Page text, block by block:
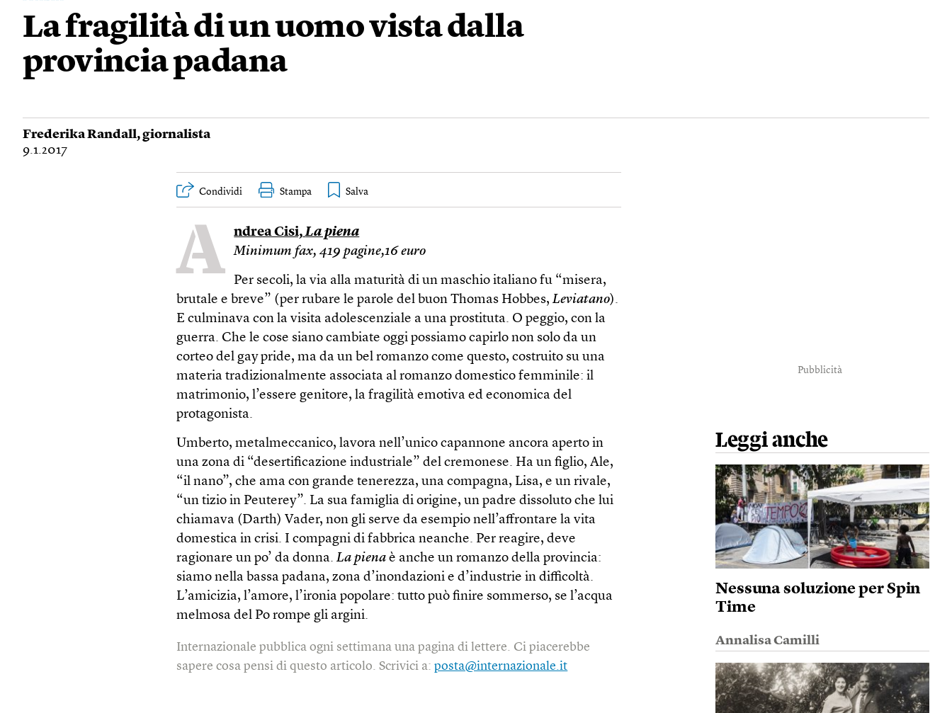
La fragilità di un uomo vista dalla
provincia padana
Frederika Randall, giornalista
9.1.2017
Condividi Stampa
A ndrea Cisi, La piena
Minimum fax, 419 pagine,16 euro
Per secoli, la via alla maturità di un maschio italiano fu “misera,
brutale e breve” (per rubare le parole del buon Thomas Hobbes,Leviatano).
E culminava con la visita adolescenziale a una prostituta. O peggio, con la
guerra. Che le cose siano cambiate oggi possiamo capirlo non solo da un
corteo del gay pride, ma da un bel romanzo come questo, costruito su una
materia tradizionalmente associata al romanzo domestico femminile: il
matrimonio, l’essere genitore, la fragilità emotiva ed economica del
protagonista.
Umberto, metalmeccanico, lavora nell’unico capannone ancora aperto in
una zona di “desertificazione industriale” del cremonese. Ha un figlio, Ale,
“il nano”, che ama con grande tenerezza, una compagna, Lisa, e un rivale,
“un tizio in Peuterey”. La sua famiglia di origine, un padre dissoluto che lui
chiamava (Darth) Vader, non gli serve da esempio nell’affrontare la vita
domestica in crisi. I compagni di fabbrica neanche. Per reagire, deve
ragionare un po’ da donna.La piena è anche un romanzo della provincia:
siamo nella bassa padana, zona d’inondazioni e d’industrie in difficoltà.
L’amicizia, l’amore, l’ironia popolare: tutto può finire sommerso, se l’acqua
melmosa del Po rompe gli argini.
Internazionale pubblica ogni settimana una pagina di lettere. Ci piacerebbe
sapere cosa pensi di questo articolo. Scrivici a:posta@internazionale.it
Pubblicità
Leggi anche
Nessuna soluzione per Spin
Time
Annalisa Camilli